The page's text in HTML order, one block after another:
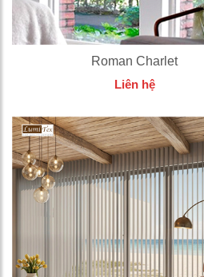
Roman Charlet
Liên hệ